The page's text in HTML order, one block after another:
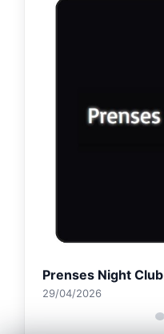
Prenses Night Club
29/04/2026